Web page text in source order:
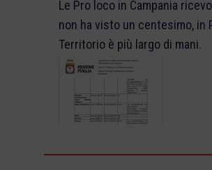
Le Pro loco in Campania
non ha visto un centesimo, in
Territorio è più largo di mani.